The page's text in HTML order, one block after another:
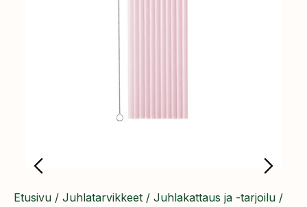
Etusivu / Juhlatarvikkeet / Juhlakattaus ja -tarjoilu /